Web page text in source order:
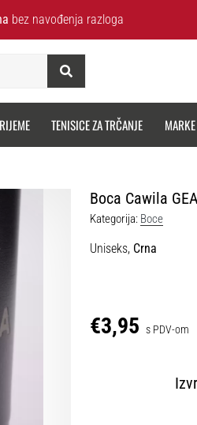
bez navođenja razloga
TENISICE ZA TRČANJE MARKE
Boca Cawila
Kategorija: Boce
Uniseks, Crna
€3,95 s PDV-om